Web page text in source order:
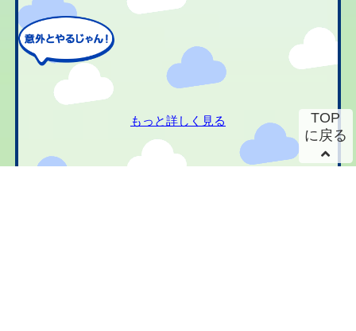
もっと詳しく見る
TOP
に戻る